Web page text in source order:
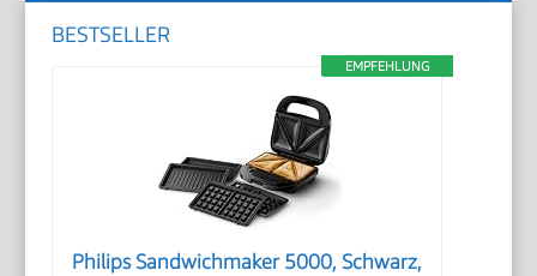
BESTSELLER
EMPFEHLUNG
Philips Sandwichmaker 5000, Schwarz,